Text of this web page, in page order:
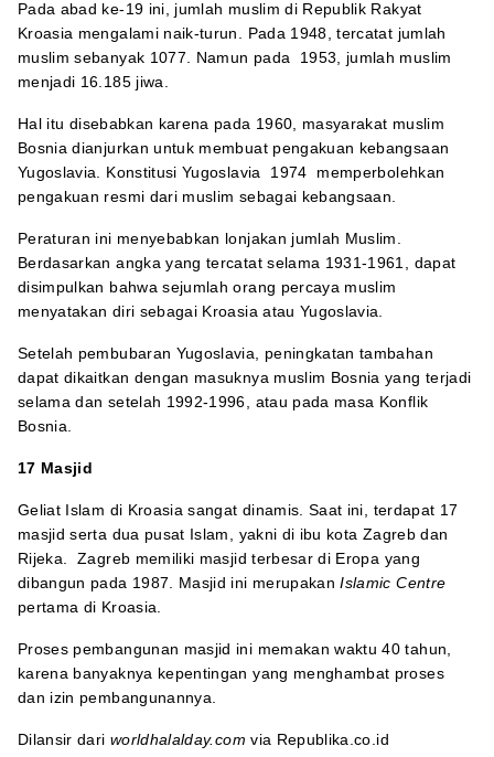
Pada abad ke-19 ini, jumlah muslim di Republik Rakyat
Kroasia mengalami naik-turun. Pada 1948, tercatat jumlah
muslim sebanyak 1077. Namun pada 1953, jumlah muslim
menjadi 16.185 jiwa.
Hal itu disebabkan karena pada 1960, masyarakat muslim
Bosnia dianjurkan untuk membuat pengakuan kebangsaan
Yugoslavia. Konstitusi Yugoslavia 1974 memperbolehkan
pengakuan resmi dari muslim sebagai kebangsaan.
Peraturan ini menyebabkan lonjakan jumlah Muslim.
Berdasarkan angka yang tercatat selama 1931-1961, dapat
disimpulkan bahwa sejumlah orang percaya muslim
menyatakan diri sebagai Kroasia atau Yugoslavia.
Setelah pembubaran Yugoslavia, peningkatan tambahan
dapat dikaitkan dengan masuknya muslim Bosnia yang terjadi
selama dan setelah 1992-1996, atau pada masa Konflik
Bosnia.
17 Masjid
Geliat Islam di Kroasia sangat dinamis. Saat ini, terdapat 17
masjid serta dua pusat Islam, yakni di ibu kota Zagreb dan
Rijeka. Zagreb memiliki masjid terbesar di Eropa yang
dibangun pada 1987. Masjid ini merupakanIslamic Centre
pertama di Kroasia.
Proses pembangunan masjid ini memakan waktu 40 tahun,
karena banyaknya kepentingan yang menghambat proses
dan izin pembangunannya.
Dilansir dari worldhalalday.com via Republika.co.id